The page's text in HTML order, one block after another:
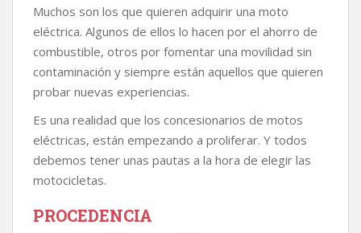
c
e
b
o
o
k
t
t
e
r
a
t
s
A
p
p
p
y
L
i
n
k
m
p
a
r
t
i
Muchos son los que quieren adquirir una moto
eléctrica. Algunos de ellos lo hacen por el ahorro de
combustible, otros por fomentar una movilidad sin
contaminación y siempre están aquellos que quieren
probar nuevas experiencias.
Es una realidad que los concesionarios de motos
eléctricas, están empezando a proliferar. Y todos
debemos tener unas pautas a la hora de elegir las
motocicletas.
PROCEDENCIA